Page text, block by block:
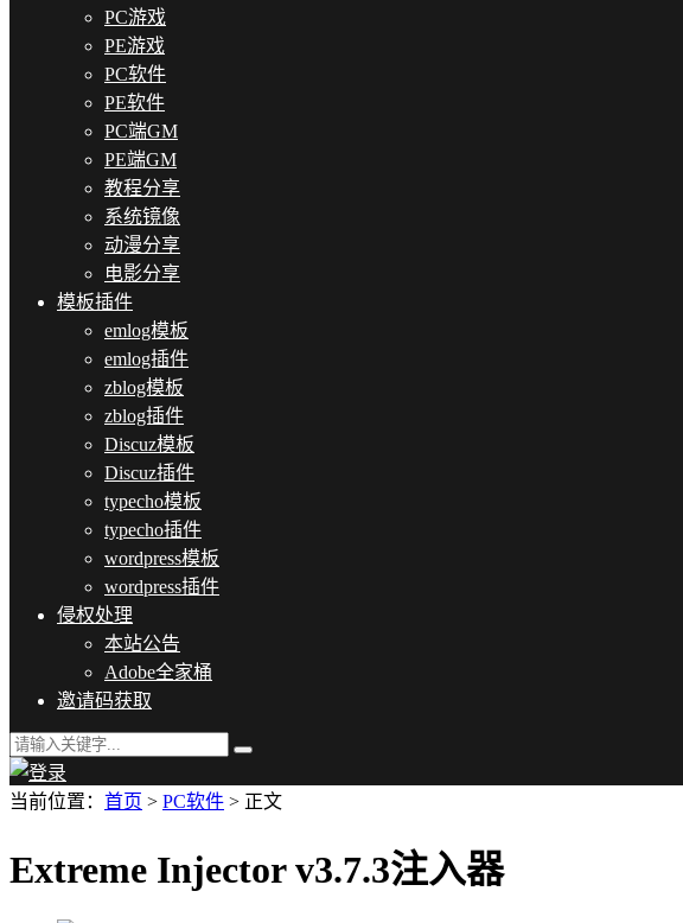
PC游戏
PE游戏
PC软件
PE软件
PC端GM
PE端GM
教程分享
系统镜像
动漫分享
电影分享
模板插件
emlog模板
emlog插件
zblog模板
zblog插件
Discuz模板
Discuz插件
typecho模板
typecho插件
wordpress模板
wordpress插件
侵权处理
本站公告
Adobe全家桶
邀请码获取
当前位置： 首页 > PC软件 > 正文
Extreme Injector v3.7.3注入器